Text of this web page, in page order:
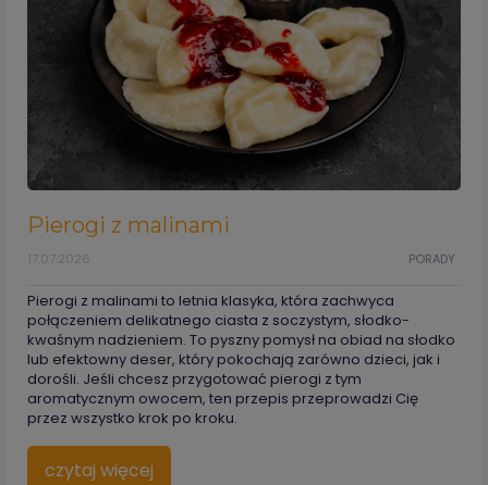
Pierogi z malinami
PORADY
17.07.2026
Pierogi z malinami to letnia klasyka, która zachwyca
połączeniem delikatnego ciasta z soczystym, słodko-
kwaśnym nadzieniem. To pyszny pomysł na obiad na słodko
lub efektowny deser, który pokochają zarówno dzieci, jak i
dorośli. Jeśli chcesz przygotować pierogi z tym
aromatycznym owocem, ten przepis przeprowadzi Cię
przez wszystko krok po kroku.
czytaj więcej